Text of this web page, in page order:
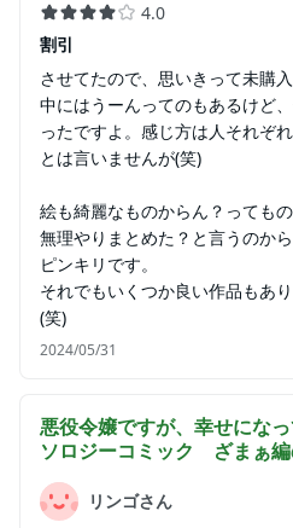
4.0
割引
させてたので、思いきって未購入
中にはうーんってのもあるけど
ったですよ。感じ方は人それぞ
とは言いませんが(笑)
絵も綺麗なものからん？っても
無理やりまとめた？と言うのか
ピンキリです。
それでもいくつか良い作品もあ
(笑)
2024/05/31
悪役令嬢ですが、幸せにな
ソロジーコミック ざまぁ編
リンゴさん